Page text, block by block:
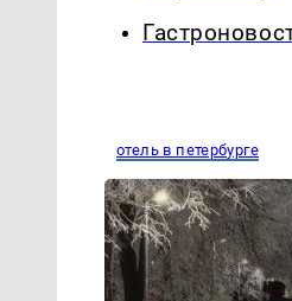
отель в петербурге